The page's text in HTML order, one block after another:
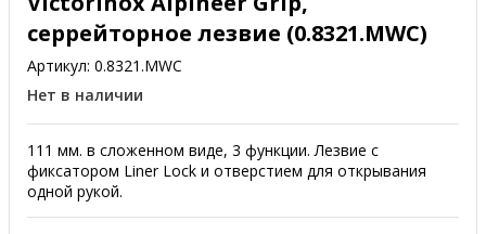
серрейторное лезвие (0.8321.MWC)
Артикул: 0.8321.MWC
Нет в наличии
111 мм. в сложенном виде, 3 функции. Лезвие с
фиксатором Liner Lock и отверстием для открывания
одной рукой.